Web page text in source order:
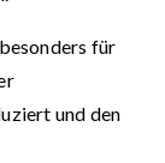
für
und den